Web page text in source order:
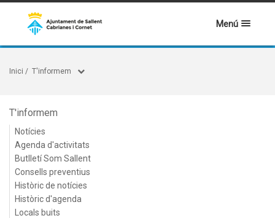
Menú
Inici / T'informem
T'informem
Notícies
Agenda d'activitats
Butlletí Som Sallent
Consells preventius
Històric de notícies
Històric d'agenda
Locals buits